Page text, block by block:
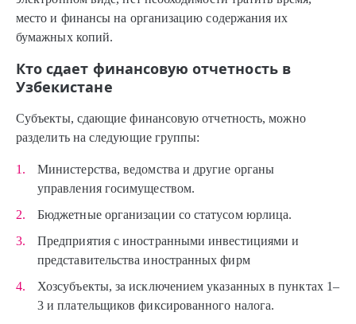
место и финансы на организацию содержания их
бумажных копий.
Кто сдает финансовую отчетность в
Узбекистане
Субъекты, сдающие финансовую отчетность, можно
разделить на следующие группы:
Министерства, ведомства и другие органы
управления госимуществом.
Бюджетные организации со статусом юрлица.
Предприятия с иностранными инвестициями и
представительства иностранных фирм
Хозсубъекты, за исключением указанных в пунктах 1–
3 и плательщиков фиксированного налога.